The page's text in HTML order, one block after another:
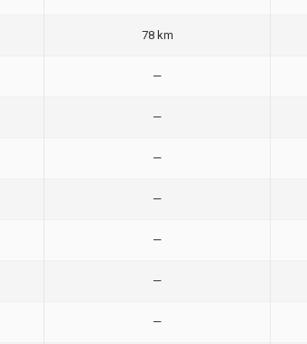
78 km
—
—
—
—
—
—
—